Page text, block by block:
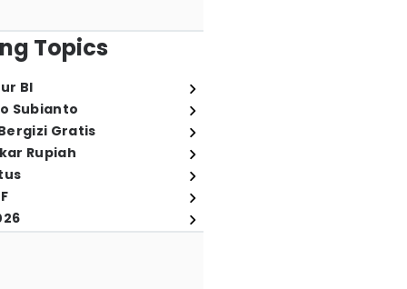
Topics
BI
Subianto
Gratis
Rupiah